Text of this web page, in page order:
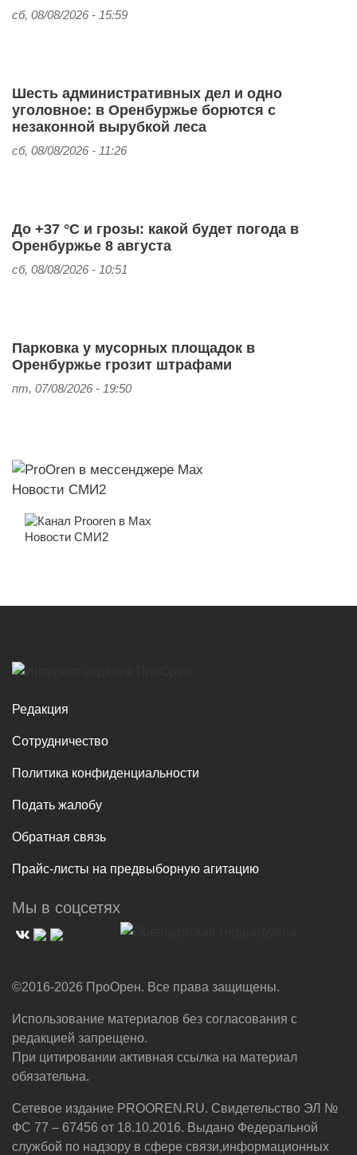
сб, 08/08/2026 - 15:59
Шесть административных дел и одно
уголовное: в Оренбуржье борются с
незаконной вырубкой леса
сб, 08/08/2026 - 11:26
До +37 °C и грозы: какой будет погода в
Оренбуржье 8 августа
сб, 08/08/2026 - 10:51
Парковка у мусорных площадок в
Оренбуржье грозит штрафами
пт, 07/08/2026 - 19:50
Новости СМИ2
Новости СМИ2
Редакция
Сотрудничество
Политика конфиденциальности
Подать жалобу
Обратная связь
Прайс-листы на предвыборную агитацию
Мы в соцсетях
©2016-2026 ПроОрен. Все права защищены.
Использование материалов без согласования с
редакцией запрещено.
При цитировании активная ссылка на материал
обязательна.
Сетевое издание PROOREN.RU. Свидетельство ЭЛ №
ФС 77 – 67456 от 18.10.2016. Выдано Федеральной
службой по надзору в сфере связи,информационных